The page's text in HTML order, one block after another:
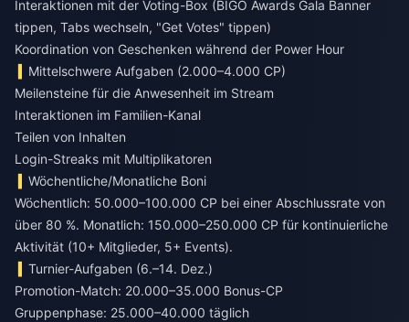
Interaktionen mit der Voting-Box (BIGO Awards Gala Banner
tippen, Tabs wechseln, "Get Votes" tippen)
Koordination von Geschenken während der Power Hour
Mittelschwere Aufgaben (2.000–4.000 CP)
Meilensteine für die Anwesenheit im Stream
Interaktionen im Familien-Kanal
Teilen von Inhalten
Login-Streaks mit Multiplikatoren
Wöchentliche/Monatliche Boni
Wöchentlich: 50.000–100.000 CP bei einer Abschlussrate von
über 80 %. Monatlich: 150.000–250.000 CP für kontinuierliche
Aktivität (10+ Mitglieder, 5+ Events).
Turnier-Aufgaben (6.–14. Dez.)
Promotion-Match: 20.000–35.000 Bonus-CP
Gruppenphase: 25.000–40.000 täglich